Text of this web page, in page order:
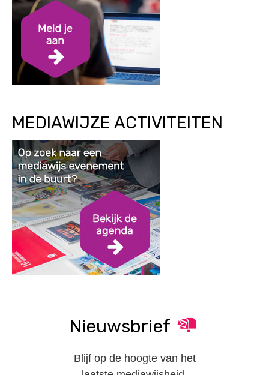
MEDIAWIJZE ACTIVITEITEN
Nieuwsbrief
Blijf op de hoogte van het